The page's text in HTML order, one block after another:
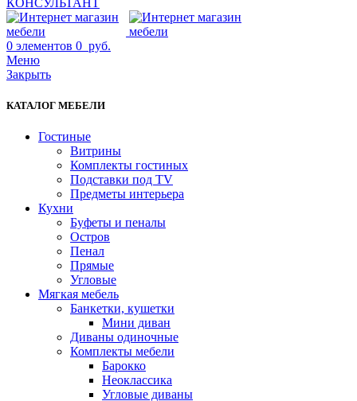
КОНСУЛЬТАНТ
0 элементов 0 руб.
Меню
Закрыть
КАТАЛОГ МЕБЕЛИ
Гостиные
Витрины
Комплекты гостиных
Подставки под TV
Предметы интерьера
Кухни
Буфеты и пеналы
Остров
Пенал
Прямые
Угловые
Мягкая мебель
Банкетки, кушетки
Мини диван
Диваны одиночные
Комплекты мебели
Барокко
Неоклассика
Угловые диваны